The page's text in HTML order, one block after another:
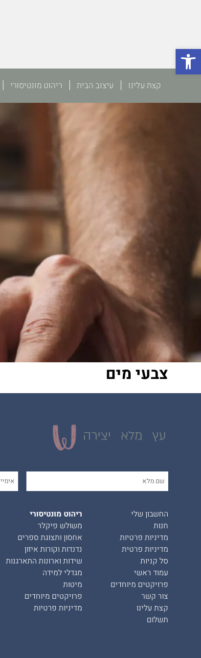
פתח סרגל נגישות
קצת עלינו עיצוב הבית ריהוט מונטיסורי
צבעי מים
החשבון שלי
חנות
מדיניות פרטיות
מדיניות פרטית
סל קניות
עמוד ראשי
פרויקטים מיוחדים
צור קשר
קצת עלינו
תשלום
ריהוט מונטיסורי
משולש פיקלר
אחסון ותצוגת ספרים
נדנדות וקורות איזון
שידות וארונות התארגנות
מגדלי למידה
מיטות
פרויקטים מיוחדים
מדיניות פרטיות